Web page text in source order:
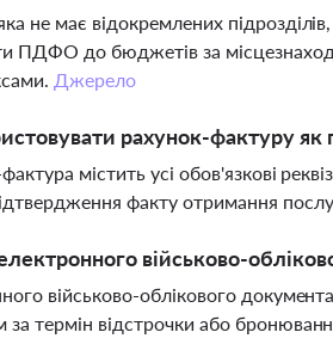
не має відокремлених
ПДФО до бюджетів за
Джерело
рахунок-фактуру як
містить усі обов'язкові
факту отримання
військово-
військово-облікового
термін відстрочки або